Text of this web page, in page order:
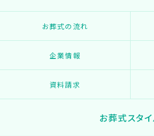
お葬式の流れ
企業情報
資料請求
お葬式スタ